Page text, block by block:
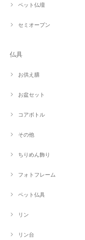
ペット仏壇
セミオープン
仏具
お供え膳
お盆セット
コアボトル
その他
ちりめん飾り
フォトフレーム
ペット仏具
リン
リン台